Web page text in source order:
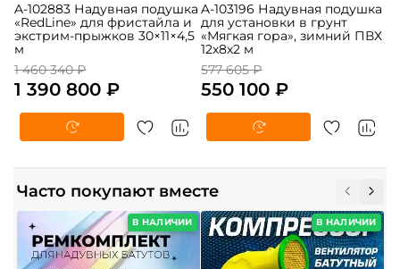
A-102883 Надувная подушка
«RedLine» для фристайла и
экстрим-прыжков 30×11×4,5
м
1 460 340 ₽
1 390 800 ₽
A-103196 Надувная подушка
для установки в грунт
«Мягкая гора», зимний ПВХ
12х8х2 м
577 605 ₽
550 100 ₽
Часто покупают вместе
В НАЛИЧИИ В НАЛИЧИИ